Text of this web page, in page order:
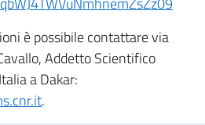
è possibile contattare via
Addetto Scientifico
a Dakar:
.